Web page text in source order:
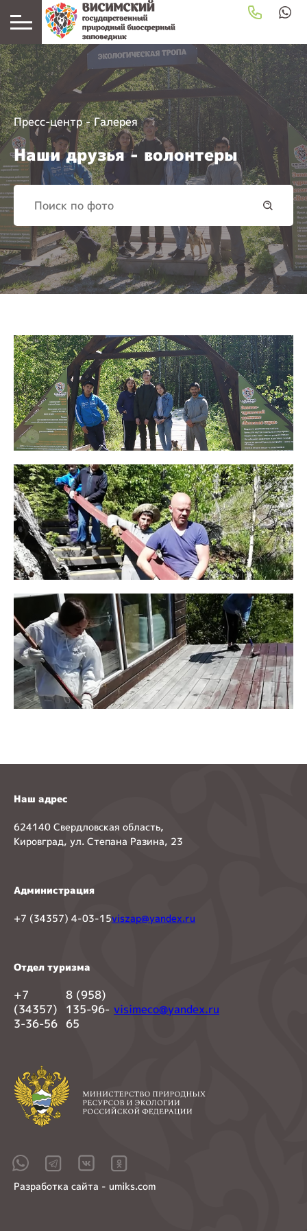
Пресс-центр-Галерея
Наши друзья - волонтеры
Наш адрес
624140 Свердловская область,
Кировград, ул. Степана Разина, 23
Администрация
+7 (34357) 4-03-15viszap@yandex.ru
Отдел туризма
+7
(34357)
3-36-56
8 (958)
135-96-
65
visimeco@yandex.ru
Разработка сайта - umiks.com